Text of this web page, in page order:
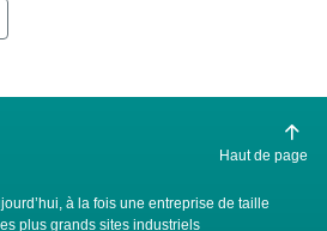
à la fois une entreprise de taille
plus grands sites industriels
Haut de page